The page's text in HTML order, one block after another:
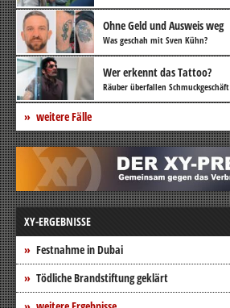
Ohne Geld und Ausweis weg
Was geschah mit Sven Kühn?
Wer erkennt das Tattoo?
Räuber überfallen Schmuckgeschäft
weitere Fälle
XY-ERGEBNISSE
Festnahme in Dubai
Tödliche Brandstiftung geklärt